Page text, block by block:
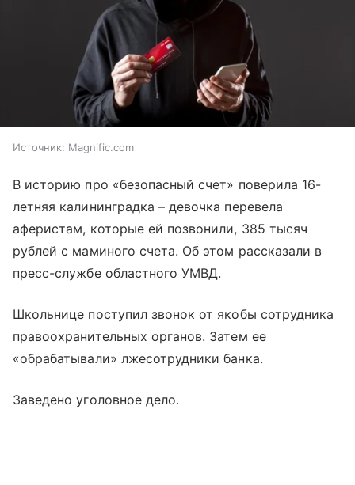
Источник: Magnific.com
В историю про «безопасный счет» поверила 16-
летняя калининградка – девочка перевела
аферистам, которые ей позвонили, 385 тысяч
рублей с маминого счета. Об этом рассказали в
пресс-службе областного УМВД.
Школьнице поступил звонок от якобы сотрудника
правоохранительных органов. Затем ее
«обрабатывали» лжесотрудники банка.
Заведено уголовное дело.